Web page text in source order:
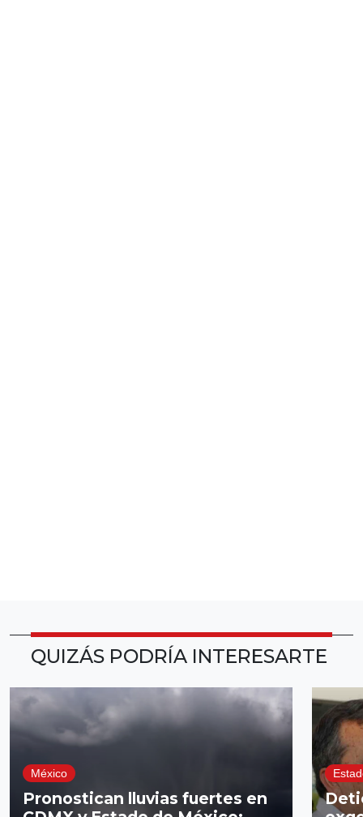
QUIZÁS PODRÍA INTERESARTE
México
Pronostican lluvias fuertes en